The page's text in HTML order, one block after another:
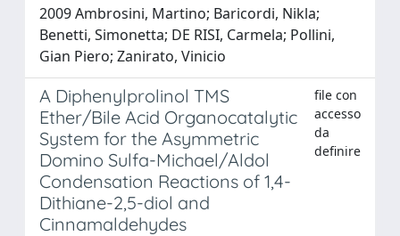
2009 Ambrosini, Martino; Baricordi, Nikla;
Benetti, Simonetta; DE RISI, Carmela; Pollini,
Gian Piero; Zanirato, Vinicio
A Diphenylprolinol TMS
Ether/Bile Acid Organocatalytic
System for the Asymmetric
Domino Sulfa-Michael/Aldol
Condensation Reactions of 1,4-
Dithiane-2,5-diol and
Cinnamaldehydes
file con
accesso
da
definire